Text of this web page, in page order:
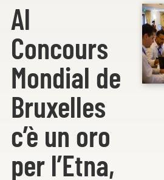
Al
Concours
Mondial de
Bruxelles
c’è un oro
per l’Etna,